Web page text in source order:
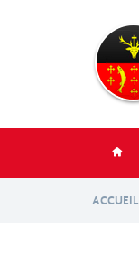
ACCUEIL